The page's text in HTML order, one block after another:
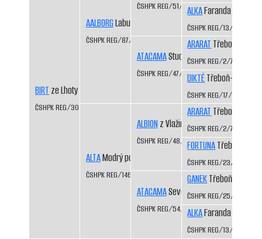
BIRT ze Lhoty CS
ČSHPK REG/303/88/91
AALBORGLabutí řeka CS
ČSHPK REG/87/84
ALTAModrý potok CS
ČSHPK REG/146/85/88
ČSHPK REG/51/83
ATACAMAStudená Javořice
ČSHPK REG/47/83
ALBIONz Vlažinky CS
ČSHPK REG/48/83
ATACAMASeverní vítr CS
ČSHPK REG/54/83/87
ALKAFaranda CS
ČSHPK REG/13/81
ARARAT Třeboň-
ČSHPK REG/2/77
DIKTÉTřeboň-
ČSHPK REG/17/81
ARARAT Třeboň-
ČSHPK REG/2/77
FORTUNATřeboň-
ČSHPK REG/23/81
GANEKTřeboň-
ČSHPK REG/25/82
ALKAFaranda CS
ČSHPK REG/13/81